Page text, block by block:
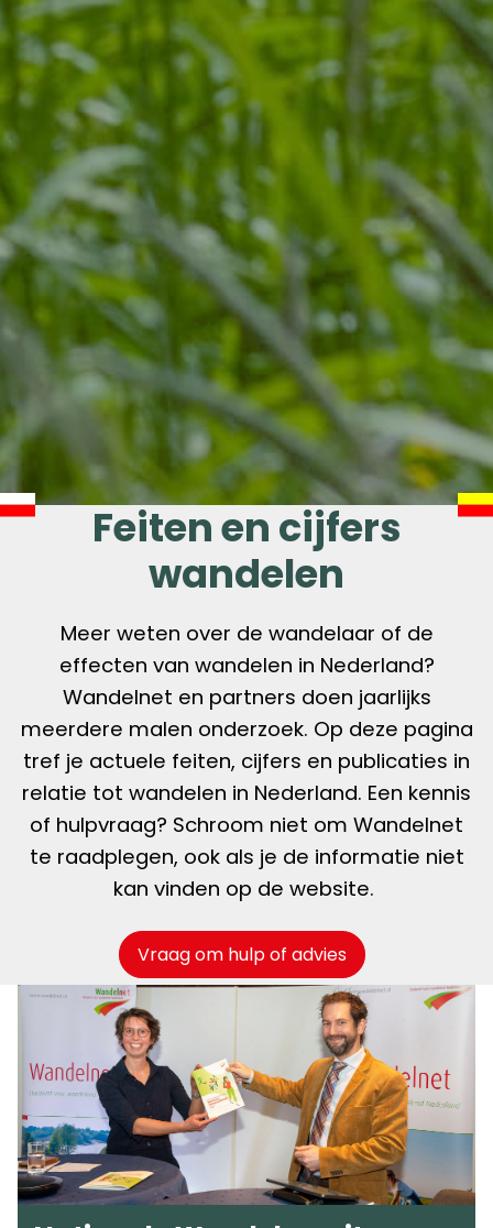
Feiten en cijfers
wandelen
Meer weten over de wandelaar of de
effecten van wandelen in Nederland?
Wandelnet en partners doen jaarlijks
meerdere malen onderzoek. Op deze pagina
tref je actuele feiten, cijfers en publicaties in
relatie tot wandelen in Nederland. Een kennis
of hulpvraag? Schroom niet om Wandelnet
te raadplegen, ook als je de informatie niet
kan vinden op de website.
Vraag om hulp of advies